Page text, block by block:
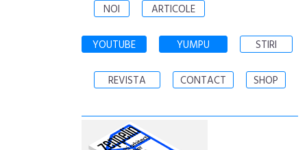
NOI ARTICOLE
YOUTUBE YUMPU STIRI
REVISTA CONTACT SHOP